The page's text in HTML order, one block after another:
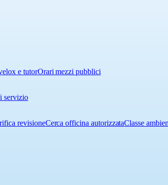
e tutorOrari mezzi pubblici
servizio
revisioneCerca officina autorizzataClasse